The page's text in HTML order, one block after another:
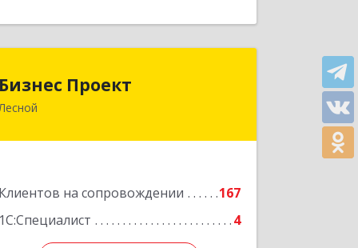
Бизнес Проект
Лесной
Клиентов на сопровождении
167
1С:Специалист
4
624200, Свердловская обл, Лесной г,